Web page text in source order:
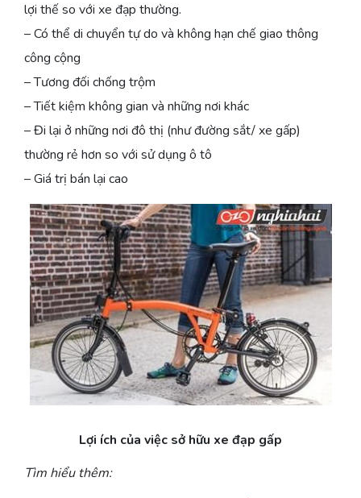
lợi thế so với xe đạp thường.
– Có thể di chuyển tự do và không hạn chế giao thông
công cộng
– Tương đối chống trộm
– Tiết kiệm không gian và những nơi khác
– Đi lại ở những nơi đô thị (như đường sắt/ xe gấp)
thường rẻ hơn so với sử dụng ô tô
– Giá trị bán lại cao
Lợi ích của việc sở hữu xe đạp gấp
Tìm hiểu thêm: